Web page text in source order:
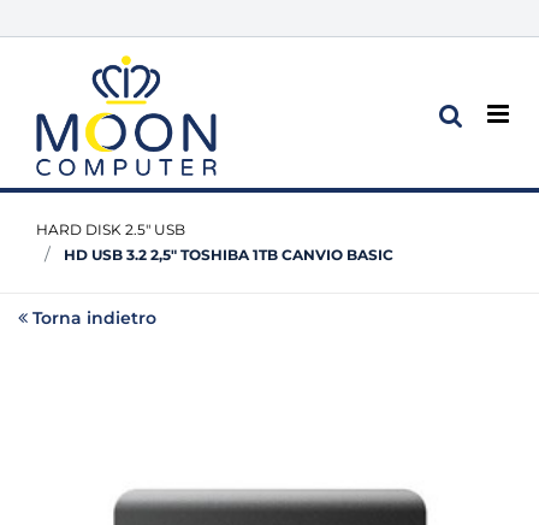
HARD DISK 2.5" USB
HD USB 3.2 2,5" TOSHIBA 1TB CANVIO BASIC
Torna indietro